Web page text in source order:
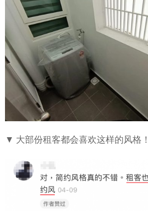
▼ 大部份租客都会喜欢这样的风格！